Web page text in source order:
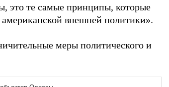
это те самые принципы, которые
внешней политики».
меры политического и